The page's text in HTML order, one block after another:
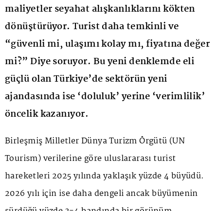
maliyetler seyahat alışkanlıklarını kökten
dönüştürüyor. Turist daha temkinli ve
“güvenli mi, ulaşımı kolay mı, fiyatına değer
mi?” Diye soruyor. Bu yeni denklemde eli
güçlü olan Türkiye’de sektörün yeni
ajandasında ise ‘doluluk’ yerine ‘verimlilik’
öncelik kazanıyor.
Birleşmiş Milletler Dünya Turizm Örgütü (UN
Tourism) verilerine göre uluslararası turist
hareketleri 2025 yılında yaklaşık yüzde 4 büyüdü.
2026 yılı için ise daha dengeli ancak büyümenin